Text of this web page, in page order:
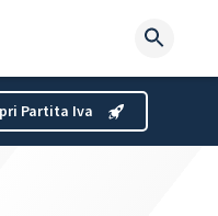
Partita Iva